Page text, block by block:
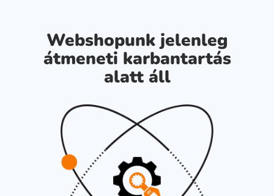
Webshopunk jelenleg
átmeneti karbantartás
alatt áll